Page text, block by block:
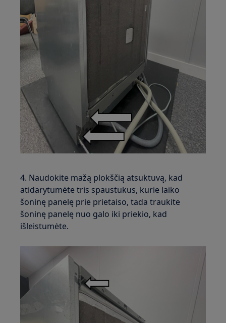
4. Naudokite mažą plokščią atsuktuvą, kad
atidarytumėte tris spaustukus, kurie laiko
šoninę panelę prie prietaiso, tada traukite
šoninę panelę nuo galo iki priekio, kad
išleistumėte.